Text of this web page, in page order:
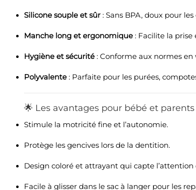
Silicone souple et sûr: Sans BPA, doux pour
Manche long et ergonomique: Facilite la prise
Hygiène et sécurité: Conforme aux normes
Polyvalente: Parfaite pour les purées,
🌟 Les avantages pour bébé et parents
Stimule la motricité fine et l’autonomie.
Protège les gencives lors de la dentition.
Design coloré et attrayant qui capte l’attention
Facile à glisser dans le sac à langer pour les